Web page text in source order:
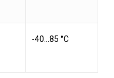
-40…85 °C